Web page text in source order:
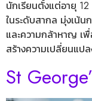
นักเรียนตั้งแต่อายุ
ในระดับสากล มุ่งเน้
และความกล้าหาญ เ
สร้างความเปลี่ยนแป
St